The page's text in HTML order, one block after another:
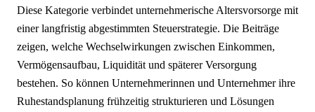
Diese Kategorie verbindet unternehmerische Altersvorsorge mit
einer langfristig abgestimmten Steuerstrategie. Die Beiträge
zeigen, welche Wechselwirkungen zwischen Einkommen,
Vermögensaufbau, Liquidität und späterer Versorgung
bestehen. So können Unternehmerinnen und Unternehmer ihre
Ruhestandsplanung frühzeitig strukturieren und Lösungen